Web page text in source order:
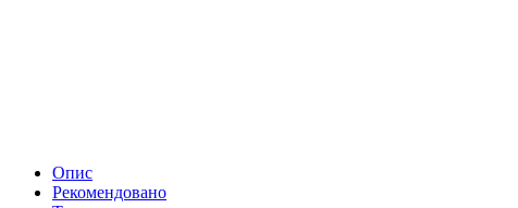
Опис
Рекомендовано